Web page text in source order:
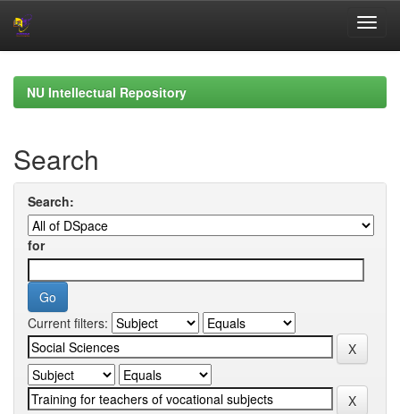
navigationNU Intellectual Repository
Search
Search:
for
Current filters: